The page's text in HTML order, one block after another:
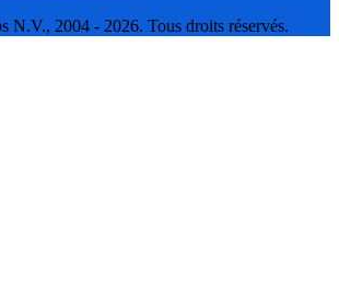
2004 - 2026. Tous droits réservés.